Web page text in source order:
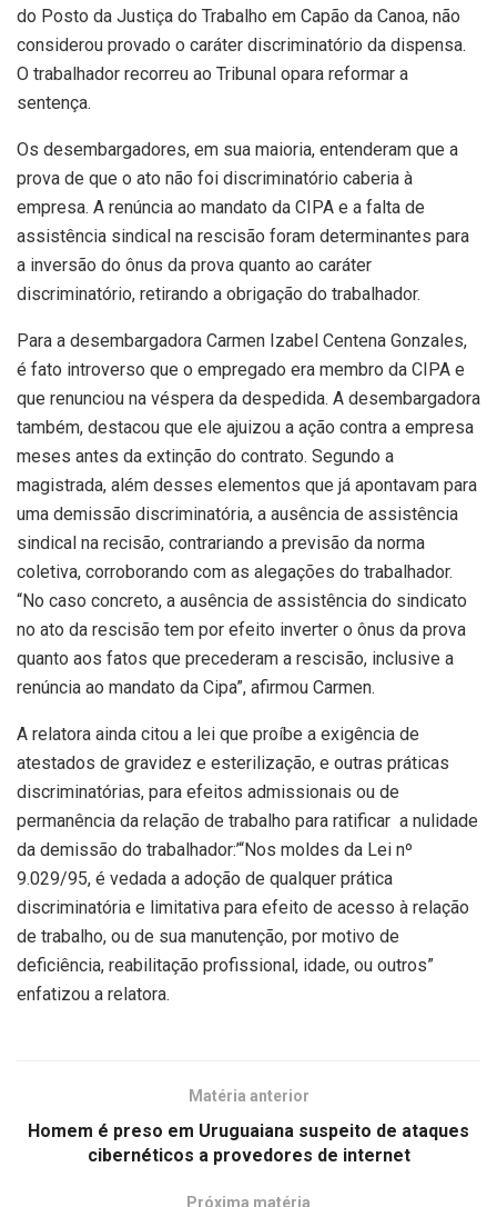
do Posto da Justiça do Trabalho em Capão da Canoa, não
considerou provado o caráter discriminatório da dispensa.
O trabalhador recorreu ao Tribunal opara reformar a
sentença.
Os desembargadores, em sua maioria, entenderam que a
prova de que o ato não foi discriminatório caberia à
empresa. A renúncia ao mandato da CIPA e a falta de
assistência sindical na rescisão foram determinantes para
a inversão do ônus da prova quanto ao caráter
discriminatório, retirando a obrigação do trabalhador.
Para a desembargadora Carmen Izabel Centena Gonzales,
é fato introverso que o empregado era membro da CIPA e
que renunciou na véspera da despedida. A desembargadora
também, destacou que ele ajuizou a ação contra a empresa
meses antes da extinção do contrato. Segundo a
magistrada, além desses elementos que já apontavam para
uma demissão discriminatória, a ausência de assistência
sindical na recisão, contrariando a previsão da norma
coletiva, corroborando com as alegações do trabalhador.
“No caso concreto, a ausência de assistência do sindicato
no ato da rescisão tem por efeito inverter o ônus da prova
quanto aos fatos que precederam a rescisão, inclusive a
renúncia ao mandato da Cipa”, afirmou Carmen.
A relatora ainda citou a lei que proíbe a exigência de
atestados de gravidez e esterilização, e outras práticas
discriminatórias, para efeitos admissionais ou de
permanência da relação de trabalho para ratificar a nulidade
da demissão do trabalhador:’“Nos moldes da Lei nº
9.029/95, é vedada a adoção de qualquer prática
discriminatória e limitativa para efeito de acesso à relação
de trabalho, ou de sua manutenção, por motivo de
deficiência, reabilitação profissional, idade, ou outros”
enfatizou a relatora.
Matéria anterior
Homem é preso em Uruguaiana suspeito de ataques
cibernéticos a provedores de internet
Próxima matéria